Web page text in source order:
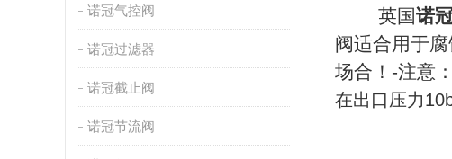
诺冠气控阀
诺冠过滤器
诺冠截止阀
诺冠节流阀
英国诺
阀适合用于
场合！-注意
在出口压力